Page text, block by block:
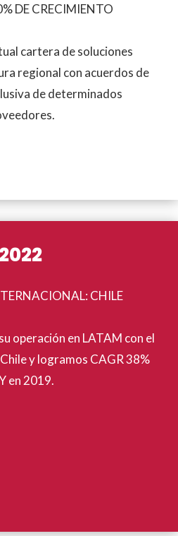
DE CRECIMIENTO
cartera de soluciones
regional con acuerdos de
de determinados
2022
CHILE
operación en LATAM con el
y logramos CAGR 38%
en 2019.